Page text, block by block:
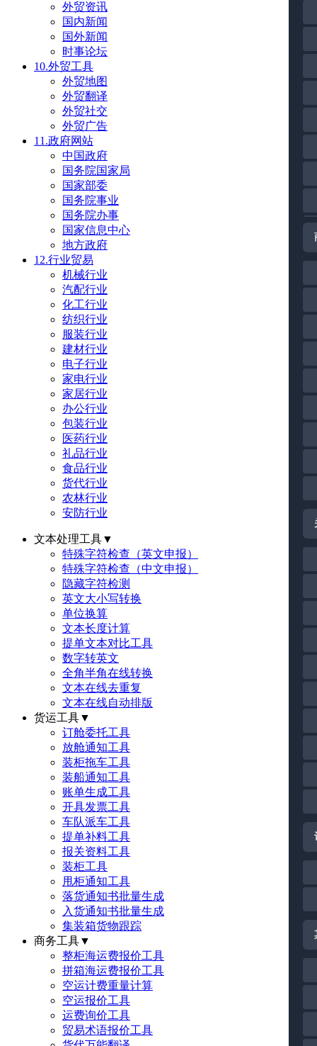
外贸资讯
国内新闻
国外新闻
时事论坛
10.外贸工具
外贸地图
外贸翻译
外贸社交
外贸广告
11.政府网站
中国政府
国务院国家局
国家部委
国务院事业
国务院办事
国家信息中心
地方政府
12.行业贸易
机械行业
汽配行业
化工行业
纺织行业
服装行业
建材行业
电子行业
家电行业
家居行业
办公行业
包装行业
医药行业
礼品行业
食品行业
货代行业
农林行业
安防行业
文本处理工具▼
特殊字符检查（英文申报）
特殊字符检查（中文申报）
隐藏字符检测
英文大小写转换
单位换算
文本长度计算
提单文本对比工具
数字转英文
全角半角在线转换
文本在线去重复
文本在线自动排版
货运工具▼
订舱委托工具
放舱通知工具
装柜拖车工具
装船通知工具
账单生成工具
开具发票工具
车队派车工具
提单补料工具
报关资料工具
装柜工具
甩柜通知工具
落货通知书批量生成
入货通知书批量生成
集装箱货物跟踪
商务工具▼
整柜海运费报价工具
拼箱海运费报价工具
空运计费重量计算
空运报价工具
运费询价工具
贸易术语报价工具